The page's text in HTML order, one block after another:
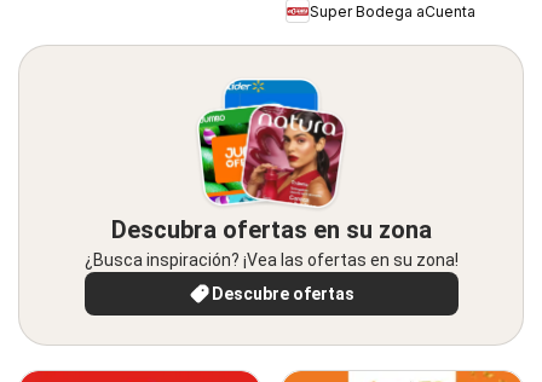
Super Bodega aCuenta
Descubra ofertas en su zona
¿Busca inspiración? ¡Vea las ofertas en su zona!
Descubre ofertas